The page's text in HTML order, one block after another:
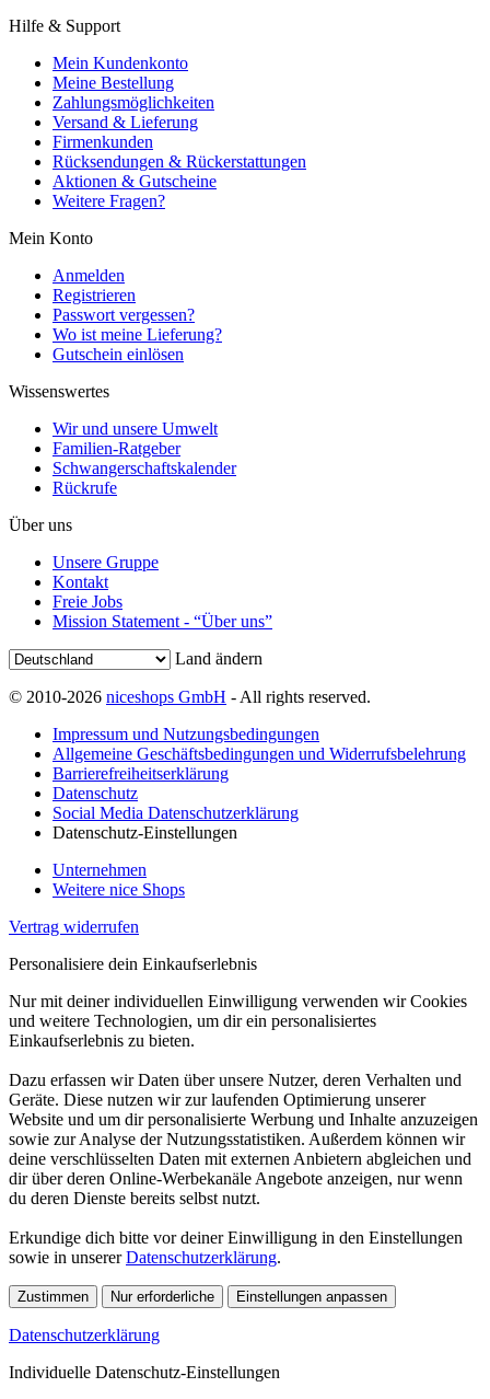
Hilfe & Support
Mein Kundenkonto
Meine Bestellung
Zahlungsmöglichkeiten
Versand & Lieferung
Firmenkunden
Rücksendungen & Rückerstattungen
Aktionen & Gutscheine
Weitere Fragen?
Mein Konto
Anmelden
Registrieren
Passwort vergessen?
Wo ist meine Lieferung?
Gutschein einlösen
Wissenswertes
Wir und unsere Umwelt
Familien-Ratgeber
Schwangerschaftskalender
Rückrufe
Über uns
Unsere Gruppe
Kontakt
Freie Jobs
Mission Statement - “Über uns”
Land ändern
© 2010-2026 niceshops GmbH - All rights reserved.
Impressum und Nutzungsbedingungen
Allgemeine Geschäftsbedingungen und Widerrufsbelehrung
Barrierefreiheitserklärung
Datenschutz
Social Media Datenschutzerklärung
Datenschutz-Einstellungen
Unternehmen
Weitere nice Shops
Vertrag widerrufen
Personalisiere dein Einkaufserlebnis
Nur mit deiner individuellen Einwilligung verwenden wir Cookies
und weitere Technologien, um dir ein personalisiertes
Einkaufserlebnis zu bieten.
Dazu erfassen wir Daten über unsere Nutzer, deren Verhalten und
Geräte. Diese nutzen wir zur laufenden Optimierung unserer
Website und um dir personalisierte Werbung und Inhalte anzuzeigen
sowie zur Analyse der Nutzungsstatistiken. Außerdem können wir
deine verschlüsselten Daten mit externen Anbietern abgleichen und
dir über deren Online-Werbekanäle Angebote anzeigen, nur wenn
du deren Dienste bereits selbst nutzt.
Erkundige dich bitte vor deiner Einwilligung in den Einstellungen
sowie in unsererDatenschutzerklärung.
Zustimmen Nur erforderliche Einstellungen anpassen
Datenschutzerklärung
Individuelle Datenschutz-Einstellungen